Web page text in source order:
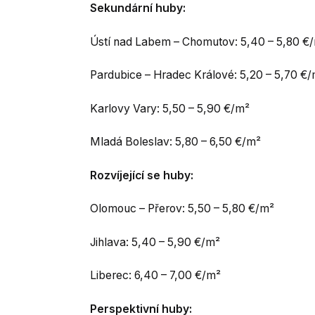
Sekundární huby:
Ústí nad Labem – Chomutov: 5,40 – 5,80 €/
Pardubice – Hradec Králové: 5,20 – 5,70 €/
Karlovy Vary: 5,50 – 5,90 €/m²
Mladá Boleslav: 5,80 – 6,50 €/m²
Rozvíjející se huby:
Olomouc – Přerov: 5,50 – 5,80 €/m²
Jihlava: 5,40 – 5,90 €/m²
Liberec: 6,40 – 7,00 €/m²
Perspektivní huby: